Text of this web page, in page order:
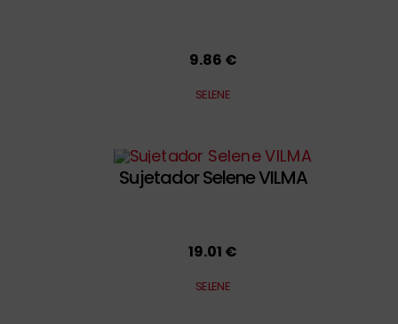
9.86 €
SELENE
Sujetador Selene VILMA
19.01 €
SELENE